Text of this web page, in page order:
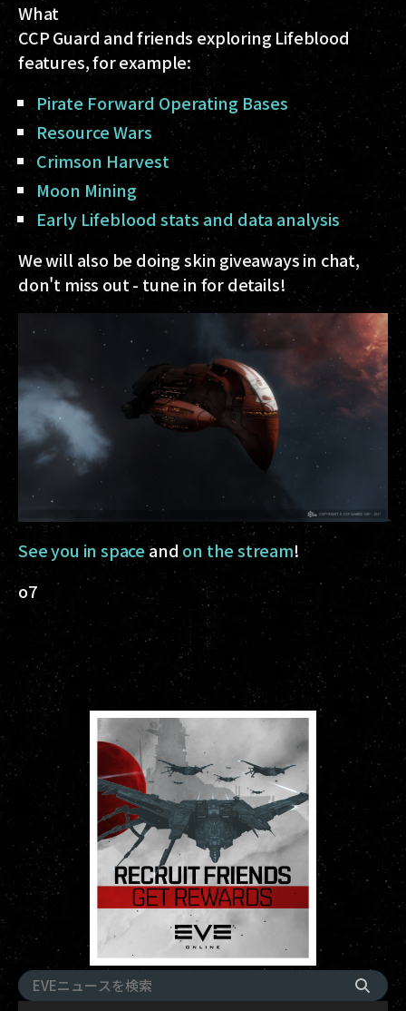
What
CCP Guard and friends exploring Lifeblood
features, for example:
Pirate Forward Operating Bases
Resource Wars
Crimson Harvest
Moon Mining
Early Lifeblood stats and data analysis
We will also be doing skin giveaways in chat,
don't miss out - tune in for details!
See you in space and on the stream!
o7